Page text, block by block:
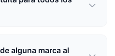
alguna marca al